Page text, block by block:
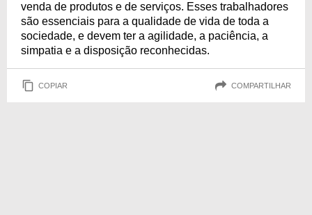
venda de produtos e de serviços. Esses trabalhadores
são essenciais para a qualidade de vida de toda a
sociedade, e devem ter a agilidade, a paciência, a
simpatia e a disposição reconhecidas.
COPIAR COMPARTILHAR